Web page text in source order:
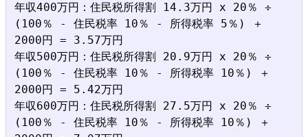
年収400万円：住民税所得割 14.3万円 x 20％ ÷
(100％ - 住民税率 10％ - 所得税率 5％) ＋
2000円 = 3.57万円
年収500万円：住民税所得割 20.9万円 x 20％ ÷
(100％ - 住民税率 10％ - 所得税率 10％) ＋
2000円 = 5.42万円
年収600万円：住民税所得割 27.5万円 x 20％ ÷
(100％ - 住民税率 10％ - 所得税率 10％) ＋